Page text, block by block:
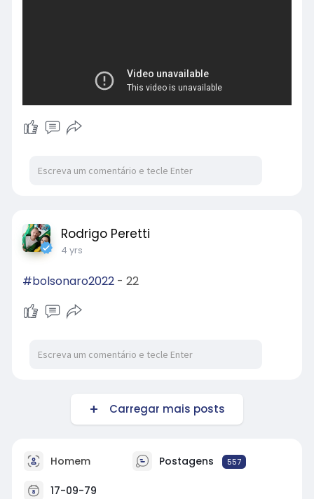
Rodrigo Peretti
4 yrs
#bolsonaro2022- 22
Carregar mais posts
Homem Postagens 557
17-09-79